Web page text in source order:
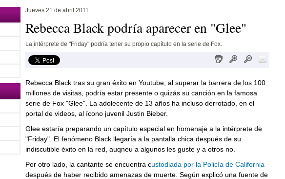
Jueves 21 de abril 2011
Rebecca Black podría aparecer en "Glee"
La intérprete de "Friday" podría tener su propio capítulo en la serie de Fox.
Rebecca Black tras su gran éxito en Youtube, al superar la barrera de los 100
millones de visitas, podría estar presente o quizás su canción en la famosa
serie de Fox "Glee". La adolecente de 13 años ha incluso derrotado, en el
portal de videos, al ícono juvenil Justin Bieber.
Glee estaría preparando un capítulo especial en homenaje a la intérprete de
"Friday". El fenómeno Black llegaría a la pantalla chica después de su
indiscutible éxito en la red, auqneu a algunos les guste y a otros no.
Por otro lado, la cantante se encuentra custodiada por la Policía de California
después de haber recibido amenazas de muerte. Según explicó una fuente de